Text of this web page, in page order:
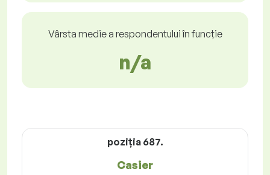
Vârsta medie a respondentului în funcție
n/a
poziţia 687.
Casier